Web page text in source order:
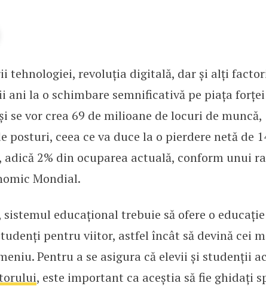
va duce la pierderea a 14
tehnologiei, revoluția digitală, dar și alți
ani la o schimbare semnificativă pe piața forței
se vor crea 69 de milioane de locuri de
posturi, ceea ce va duce la o pierdere netă de
adică 2% din ocuparea actuală, conform unui
Mondial.
educațional trebuie să ofere o
pentru viitor, astfel încât să devină cei
Pentru a se asigura că elevii și studenții
, este important ca aceștia să fie ghidați